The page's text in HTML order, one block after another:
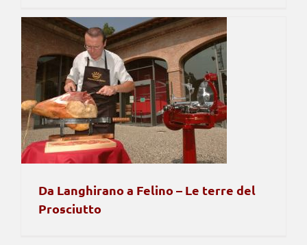
Da Langhirano a Felino – Le terre del
Prosciutto